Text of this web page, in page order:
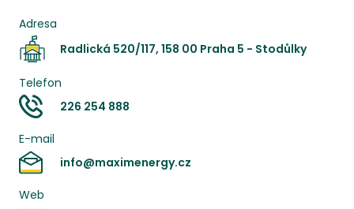
Adresa
Radlická 520/117, 158 00 Praha 5 - Stodůlky
Telefon
226 254 888
E-mail
info@maximenergy.cz
Web